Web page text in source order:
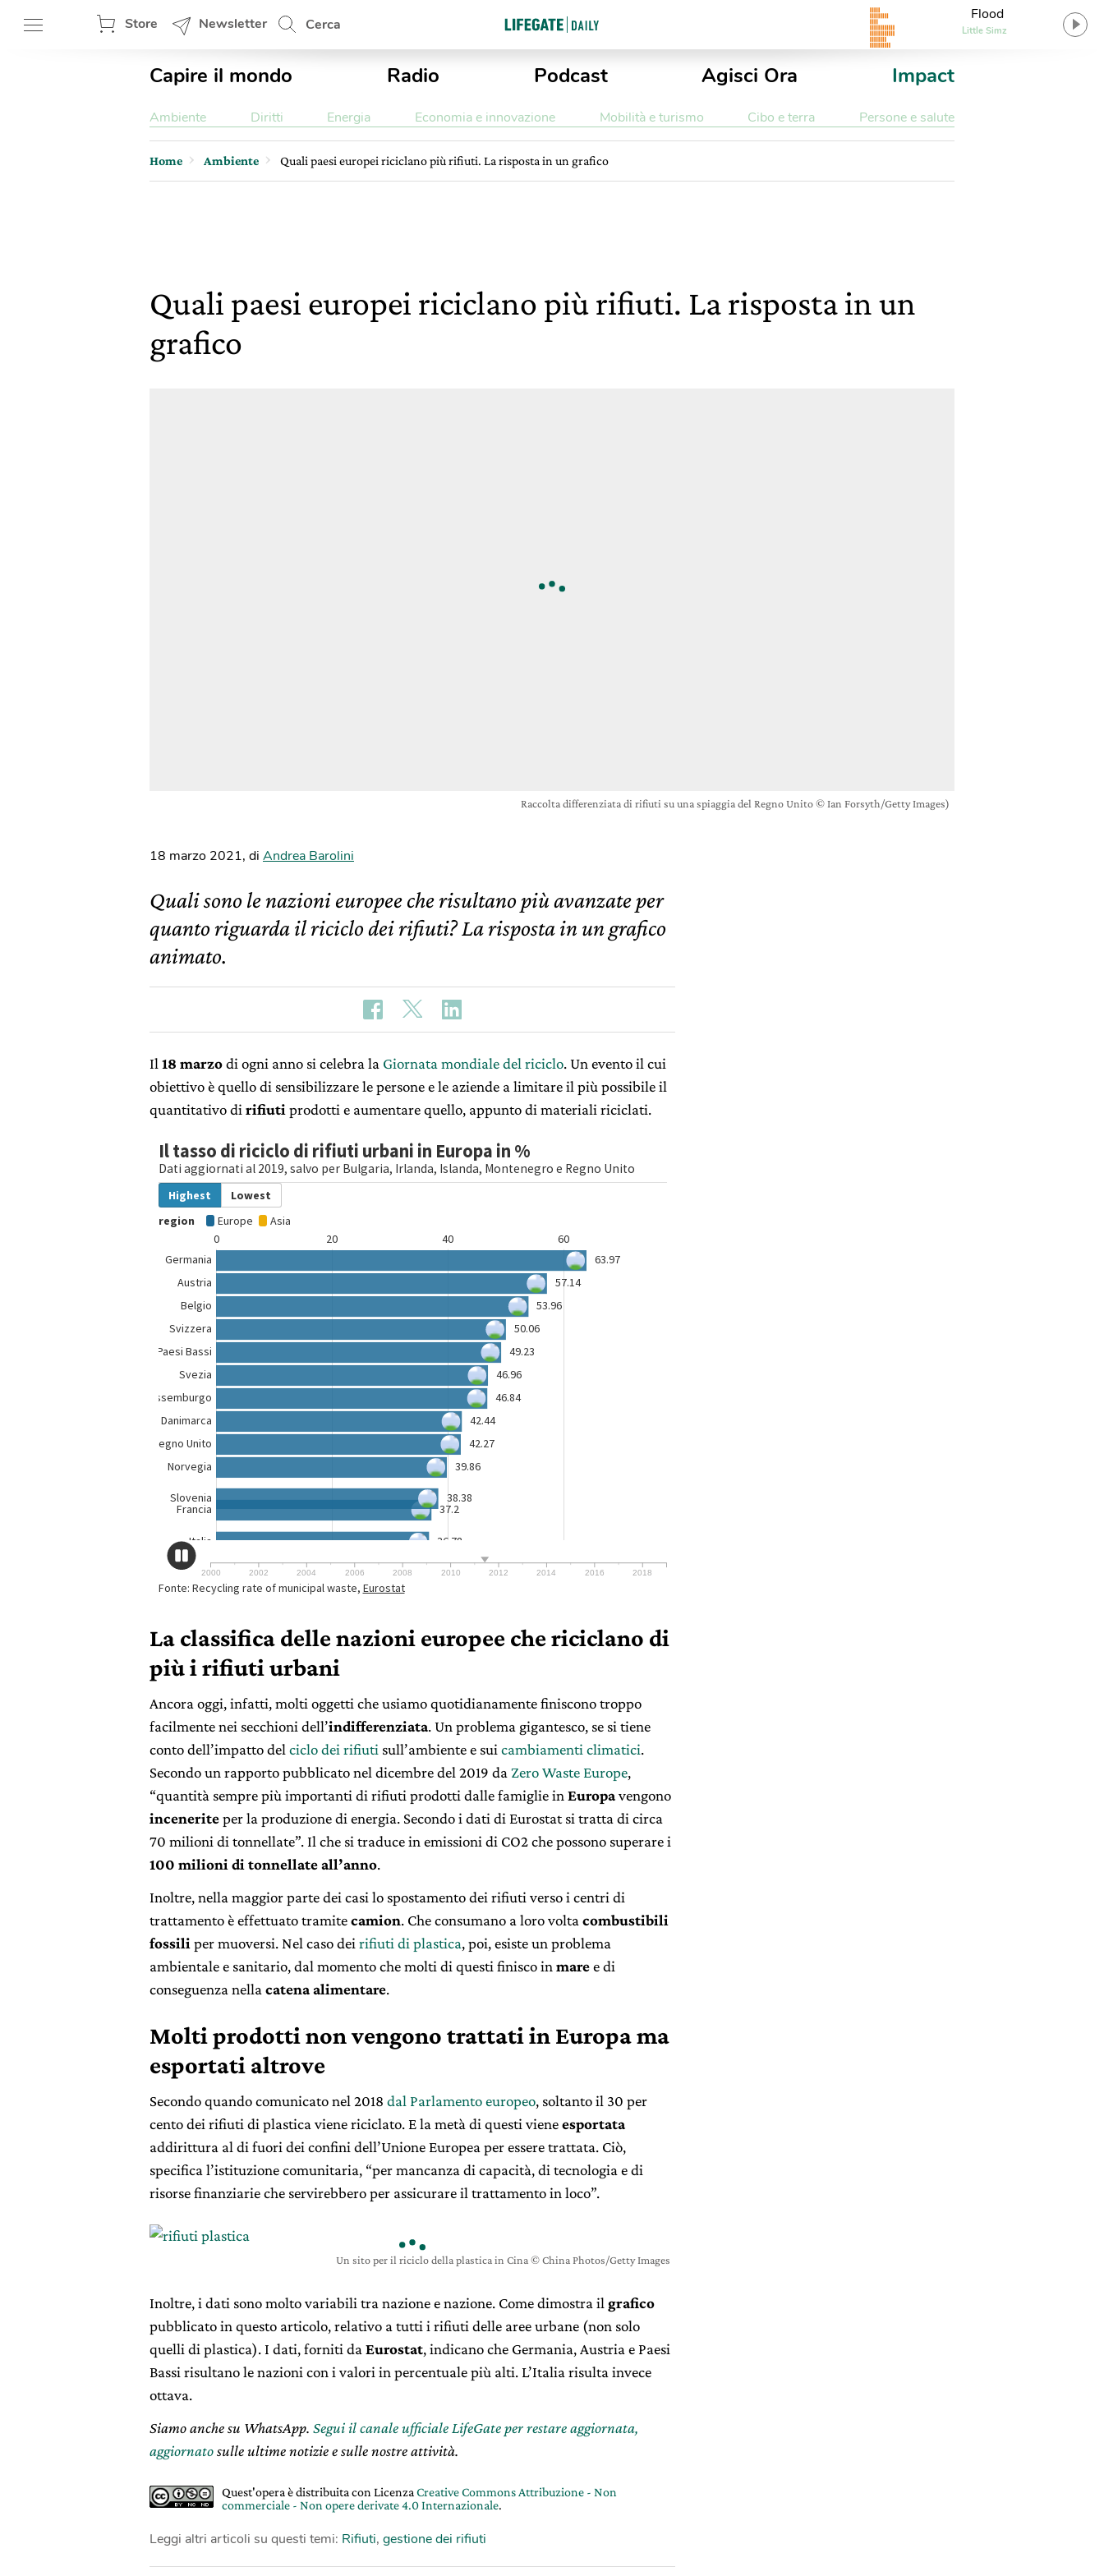
Store Newsletter Cerca
Flood
Little Simz
Capire il mondo Radio Podcast Agisci Ora Impact
Ambiente Diritti Energia Economia e innovazione Mobilità e turismo Cibo e terra Persone e salute
Home Ambiente Quali paesi europei riciclano più rifiuti. La risposta in un grafico
Quali paesi europei riciclano più rifiuti. La risposta in un
grafico
Raccolta differenziata di rifiuti su una spiaggia del Regno Unito © Ian Forsyth/Getty Images)
18 marzo 2021, di Andrea Barolini
Quali sono le nazioni europee che risultano più avanzate per
quanto riguarda il riciclo dei rifiuti? La risposta in un grafico
animato.
Il 18 marzodi ogni anno si celebra la Giornata mondiale del riciclo. Un evento il cui
obiettivo è quello di sensibilizzare le persone e le aziende a limitare il più possibile il
quantitativo di rifiuti prodotti e aumentare quello, appunto di materiali riciclati.
La classifica delle nazioni europee che riciclano di
più i rifiuti urbani
Ancora oggi, infatti, molti oggetti che usiamo quotidianamente finiscono troppo
facilmente nei secchioni dell’indifferenziata. Un problema gigantesco, se si tiene
conto dell’impatto del ciclo dei rifiuti sull’ambiente e sui cambiamenti climatici.
Secondo un rapporto pubblicato nel dicembre del 2019 da Zero Waste Europe,
“quantità sempre più importanti di rifiuti prodotti dalle famiglie in Europavengono
inceneriteper la produzione di energia. Secondo i dati di Eurostat si tratta di circa
70 milioni di tonnellate”. Il che si traduce in emissioni di CO2 che possono superare i
100 milioni di tonnellate all’anno.
Inoltre, nella maggior parte dei casi lo spostamento dei rifiuti verso i centri di
trattamento è effettuato tramitecamion. Che consumano a loro volta combustibili
fossili per muoversi. Nel caso dei rifiuti di plastica, poi, esiste un problema
ambientale e sanitario, dal momento che molti di questi finisco in maree di
conseguenza nella catena alimentare.
Molti prodotti non vengono trattati in Europa ma
esportati altrove
Secondo quando comunicato nel 2018 dal Parlamento europeo, soltanto il 30 per
cento dei rifiuti di plastica viene riciclato. E la metà di questi vieneesportata
addirittura al di fuori dei confini dell’Unione Europea per essere trattata. Ciò,
specifica l’istituzione comunitaria, “per mancanza di capacità, di tecnologia e di
risorse finanziarie che servirebbero per assicurare il trattamento in loco”.
Un sito per il riciclo della plastica in Cina © China Photos/Getty Images
Inoltre, i dati sono molto variabili tra nazione e nazione. Come dimostra il grafico
pubblicato in questo articolo, relativo a tutti i rifiuti delle aree urbane (non solo
quelli di plastica). I dati, forniti da Eurostat, indicano che Germania, Austria e Paesi
Bassi risultano le nazioni con i valori in percentuale più alti. L’Italia risulta invece
ottava.
Siamo anche su WhatsApp. Segui il canale ufficiale LifeGate per restare aggiornata,
aggiornatosulle ultime notizie e sulle nostre attività.
Quest'opera è distribuita con Licenza Creative Commons Attribuzione - Non
commerciale - Non opere derivate 4.0 Internazionale.
Leggi altri articoli su questi temi: Rifiuti, gestione dei rifiuti